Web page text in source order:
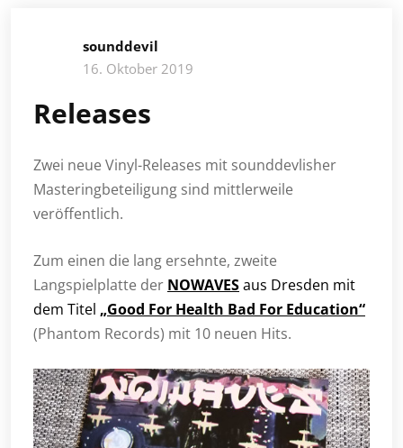
sounddevil
16. Oktober 2019
Releases
Zwei neue Vinyl-Releases mit sounddevlisher
Masteringbeteiligung sind mittlerweile
veröffentlich.
Zum einen die lang ersehnte, zweite
Langspielplatte der NOWAVESaus Dresden mit
dem Titel „Good For Health Bad For Education“
(Phantom Records) mit 10 neuen Hits.